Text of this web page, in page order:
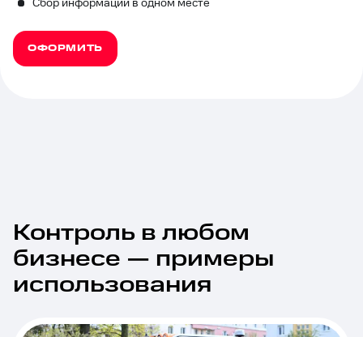
Сбор информации в одном месте
ОФОРМИТЬ
Контроль в любом
бизнесе — примеры
использования